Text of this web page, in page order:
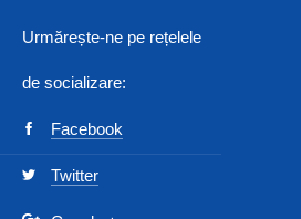
Urmărește-ne pe rețelele
de socializare:
Facebook
Twitter